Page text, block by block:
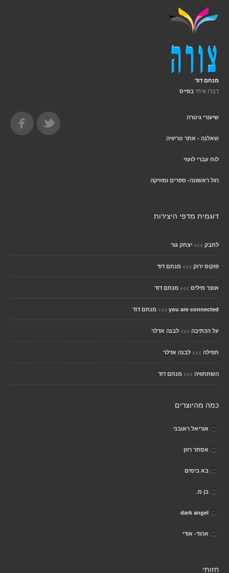
מנחם דוד
דברו איתי בפייס
שיעורי גיטרה
שאלנה - אתר טריוויה
לוח עברי לועזי
רגל ראשונה- ספרים ומוזיקה
דוגמית מדפי היצירות
לחבק >>> יצחק גור
פוקוס ירוק >>> מנחם דוד
אוצר מילים >>> מנחם דוד
you are connected
>>> מנחם דוד
על הכתיבה >>> לבנה אדלר
תפילה >>> לבנה אדלר
השתחוויה >>> מנחם דוד
כמה מהיוצרים
אוריאל ראובני
אסתר רוזן
בא בימים
בן מ.
dark angel
אהוד- אודי
חזותי